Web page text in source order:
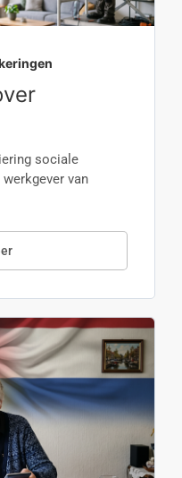
sociale
van